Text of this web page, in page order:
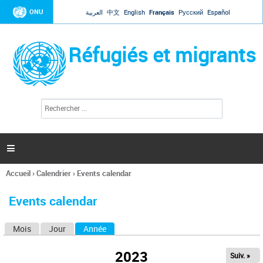
Jump to navigation
ONU العربية 中文 English Français Русский Español
Réfugiés et migrants
l
c
h
e

Vous
ici
Accueil›Calendrier› Events calendar
Events calendar
Mois Jour Année
2023 Suiv. »